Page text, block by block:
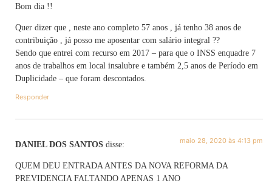
Bom dia !!
Quer dizer que , neste ano completo 57 anos , já tenho 38 anos de
contribuição , já posso me aposentar com salário integral ??
Sendo que entrei com recurso em 2017 – para que o INSS enquadre 7
anos de trabalhos em local insalubre e também 2,5 anos de Período em
Duplicidade – que foram descontados.
Responder
DANIEL DOS SANTOS disse: maio 28, 2020 às 4:13 pm
QUEM DEU ENTRADA ANTES DA NOVA REFORMA DA
PREVIDENCIA FALTANDO APENAS 1 ANO